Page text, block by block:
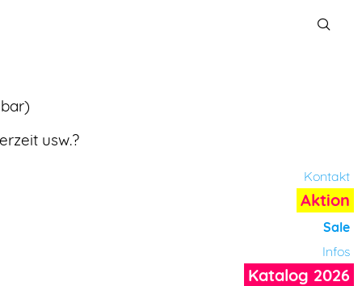
Kontakt
Aktion
Sale
Infos
Katalog 2026
usw.?